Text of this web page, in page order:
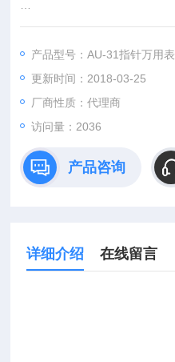
自动极性
高输入阻抗1-10MΩ
ACV串行电容器输入
内部电池检查
产品型号：AU-31指针万用表
更新时间：2018-03-25
厂商性质：代理商
访问量：2036
产品咨询
详细介绍 在线留言